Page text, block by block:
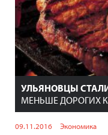
УЛЬЯНОВЦЫ
МЕНЬШЕ ДОРОГИХ
09.11.2016 Экономика